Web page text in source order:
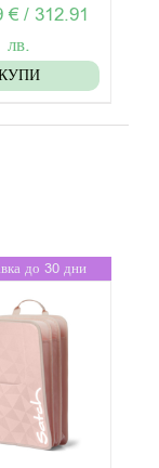
€ / 312.91
лв.
до 30 дни